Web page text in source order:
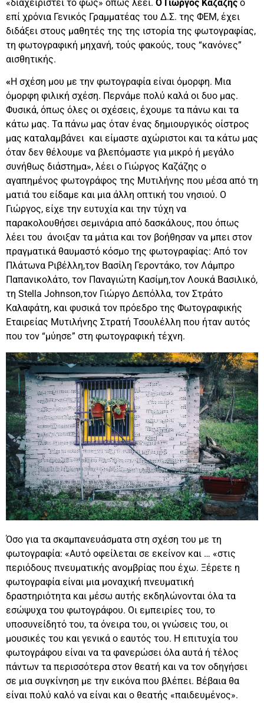
«διαχειριστεί το φως» όπως λέει. Ο Γιώργος Καζάζης ο
επί χρόνια Γενικός Γραμματέας του Δ.Σ. της ΦΕΜ, έχει
διδάξει στους μαθητές της της ιστορία της φωτογραφίας,
τη φωτογραφική μηχανή, τούς φακούς, τους “κανόνες”
αισθητικής.
«Η σχέση μου με την φωτογραφία είναι όμορφη. Μια
όμορφη φιλική σχέση. Περνάμε πολύ καλά οι δυο μας.
Φυσικά, όπως όλες οι σχέσεις, έχουμε τα πάνω και τα
κάτω μας. Τα πάνω μας όταν ένας δημιουργικός οίστρος
μας καταλαμβάνει και είμαστε αχώριστοι και τα κάτω μας
όταν δεν θέλουμε να βλεπόμαστε για μικρό ή μεγάλο
συνήθως διάστημα», λέει ο Γιώργος Καζάζης ο
αγαπημένος φωτογράφος της Μυτιλήνης που μέσα από τη
ματιά του είδαμε και μια άλλη οπτική του νησιού. Ο
Γιώργος, είχε την ευτυχία και την τύχη να
παρακολουθήσει σεμινάρια από δασκάλους, που όπως
λέει του άνοιξαν τα μάτια και τον βοήθησαν να μπει στον
πραγματικά θαυμαστό κόσμο της φωτογραφίας: Από τον
Πλάτωνα Ριβέλλη,τον Βασίλη Γεροντάκο, τον Λάμπρο
Παπανικολάτο, τον Παναγιώτη Κασίμη,τον Λουκά Βασιλικό,
τη Stella Johnson,τον Γιώργο Δεπόλλα, τον Στράτο
Καλαφάτη, και φυσικά τον πρόεδρο της Φωτογραφικής
Εταιρείας Μυτιλήνης Στρατή Τσουλέλλη που ήταν αυτός
που τον “μύησε” στη φωτογραφική τέχνη.
Όσο για τα σκαμπανευάσματα στη σχέση του με τη
φωτογραφία: «Αυτό οφείλεται σε εκείνον και … «στις
περιόδους πνευματικής ανομβρίας που έχω. Ξέρετε η
φωτογραφία είναι μια μοναχική πνευματική
δραστηριότητα και μέσω αυτής εκδηλώνονται όλα τα
εσώψυχα του φωτογράφου. Οι εμπειρίες του, το
υποσυνείδητό του, τα όνειρα του, οι γνώσεις του, οι
μουσικές του και γενικά ο εαυτός του. Η επιτυχία του
φωτογράφου είναι να τα φανερώσει όλα αυτά ή τέλος
πάντων τα περισσότερα στον θεατή και να τον οδηγήσει
σε μια συγκίνηση με την εικόνα που βλέπει. Βέβαια θα
είναι πολύ καλό να είναι και ο θεατής «παιδευμένος».